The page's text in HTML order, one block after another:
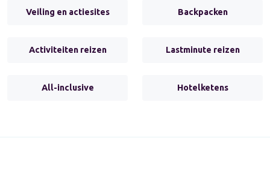
Veiling en actiesites Backpacken
Activiteiten reizen Lastminute reizen
All-inclusive Hotelketens